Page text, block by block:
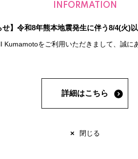
INFORMATION
せ】令和8年熊本地震発生に伴う8/4(火)
Kumamotoをご利用いただきまして、誠に
詳細はこちら
× 閉じる